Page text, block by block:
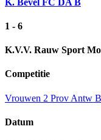
1 - 6
K.V.V. Rauw Sport
Competitie
Vrouwen 2 Prov Antw B
Datum